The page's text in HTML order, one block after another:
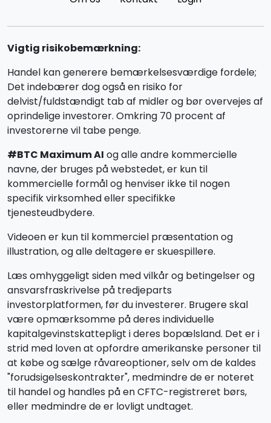
Vigtig risikobemærkning:
Handel kan generere bemærkelsesværdige fordele;
Det indebærer dog også en risiko for
delvist/fuldstændigt tab af midler og bør overvejes af
oprindelige investorer. Omkring 70 procent af
investorerne vil tabe penge.
#BTC Maximum AI og alle andre kommercielle
navne, der bruges på webstedet, er kun til
kommercielle formål og henviser ikke til nogen
specifik virksomhed eller specifikke
tjenesteudbydere.
Videoen er kun til kommerciel præsentation og
illustration, og alle deltagere er skuespillere.
Læs omhyggeligt siden med vilkår og betingelser og
ansvarsfraskrivelse på tredjeparts
investorplatformen, før du investerer. Brugere skal
være opmærksomme på deres individuelle
kapitalgevinstskattepligt i deres bopælsland. Det er i
strid med loven at opfordre amerikanske personer til
at købe og sælge råvareoptioner, selv om de kaldes
"forudsigelseskontrakter", medmindre de er noteret
til handel og handles på en CFTC-registreret børs,
eller medmindre de er lovligt undtaget.